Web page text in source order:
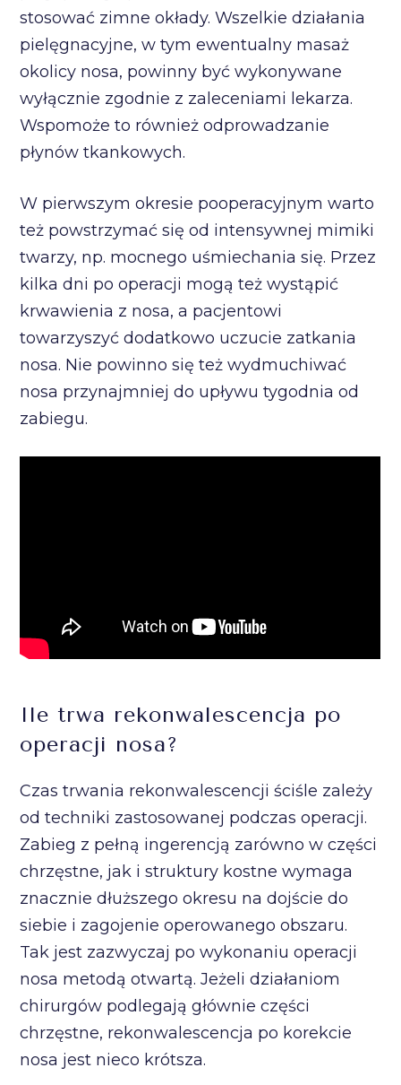
stosować zimne okłady. Wszelkie działania
pielęgnacyjne, w tym ewentualny masaż
okolicy nosa, powinny być wykonywane
wyłącznie zgodnie z zaleceniami lekarza.
Wspomoże to również odprowadzanie
płynów tkankowych.
W pierwszym okresie pooperacyjnym warto
też powstrzymać się od intensywnej mimiki
twarzy, np. mocnego uśmiechania się. Przez
kilka dni po operacji mogą też wystąpić
krwawienia z nosa, a pacjentowi
towarzyszyć dodatkowo uczucie zatkania
nosa. Nie powinno się też wydmuchiwać
nosa przynajmniej do upływu tygodnia od
zabiegu.
Ile trwa rekonwalescencja po
operacji nosa?
Czas trwania rekonwalescencji ściśle zależy
od techniki zastosowanej podczas operacji.
Zabieg z pełną ingerencją zarówno w części
chrzęstne, jak i struktury kostne wymaga
znacznie dłuższego okresu na dojście do
siebie i zagojenie operowanego obszaru.
Tak jest zazwyczaj po wykonaniu operacji
nosa metodą otwartą. Jeżeli działaniom
chirurgów podlegają głównie części
chrzęstne, rekonwalescencja po korekcie
nosa jest nieco krótsza.